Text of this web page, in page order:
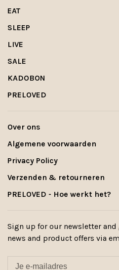
EAT
SLEEP
LIVE
SALE
KADOBON
PRELOVED
Over ons
Algemene voorwaarden
Privacy Policy
Verzenden & retourneren
PRELOVED - Hoe werkt het?
Sign up for our newsletter
news and product offers via